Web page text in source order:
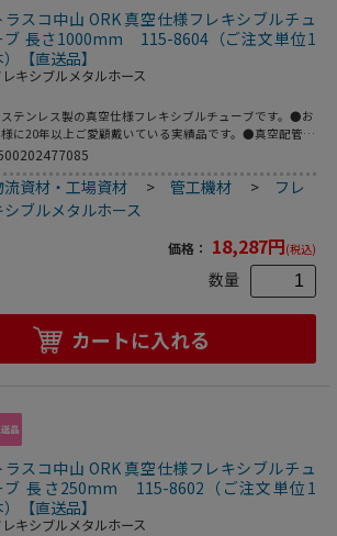
ラスコ中山 ORK 真空仕様フレキシブルチュ
ブ 長さ1000mm 115-8604（ご注文単位1
【直送品】
レキシブルメタルホース
テンレス製の真空仕様フレキシブルチューブです。●お
に20年以上ご愛顧戴いている実績品です。●真空配管
●全長(mm)：1000●フランジサイズ：NW16●適合流
FV～大気圧●使用温度範囲：-196～150℃(シール材の
熱温度により異なる)●Heリーク試験：1.33×10[[の-10
]]Pa・[[Ｍ3]]/sec以下●フレキ部：ステンレス
フランジ部：ステンレス(SUS316L)
流資材・工場資材 >管工機材 > フレ
シブルメタルホース
価格： 18,287円(税込)
数量
カートに入れる
ラスコ中山 ORK 真空仕様フレキシブルチュ
ブ 長さ250mm 115-8602（ご注文単位1
【直送品】
レキシブルメタルホース